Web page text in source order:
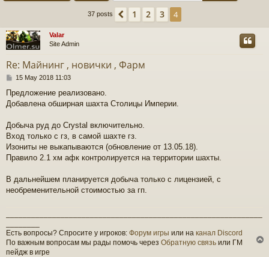
37 posts Previous
1 2 3 4
Valar
Site Admin
Re: Майнинг , новички , Фарм
P
s
t
15 May 2018 11:03
Предложение реализовано.
Добавлена обширная шахта Столицы Империи.
Добыча руд до Crystal включительно.
Вход только с гз, в самой шахте гз.
Изониты не выкапываются (обновление от 13.05.18).
Правило 2.1 хм афк контролируется на территории шахты.
В дальнейшем планируется добыча только с лицензией, с
необременительной стоимостью за гп.
Есть вопросы? Спросите у игроков: Форум игры или на канал Discord
По важным вопросам мы рады помочь через Обратную связь или ГМ
пейдж в игре